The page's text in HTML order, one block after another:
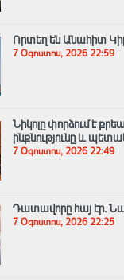
Որտեղ են Անահիտ
7 Օգոստոս, 2026 22:59
Նիկոլը փորձում է
ինքնությունը և
7 Օգոստոս, 2026 22:49
Դատավորը հայ էր․
7 Օգոստոս, 2026 22:25